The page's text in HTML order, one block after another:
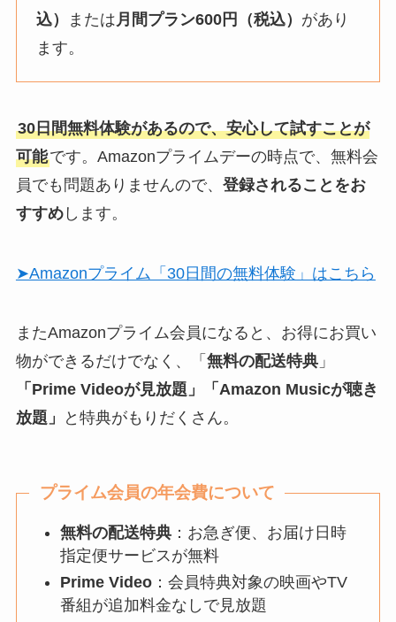
込） または 月間プラン600円（税込） があり
ます。
30日間無料体験があるので、安心して試すことが
可能です。Amazonプライムデーの時点で、無料会
員でも問題ありませんので、 登録されることをお
すすめします。
➤Amazonプライム「30日間の無料体験」はこちら
またAmazonプライム会員になると、お得にお買い
物ができるだけでなく、「 無料の配送特典」
「Prime Videoが見放題」「Amazon Musicが聴き
放題」
と特典がもりだくさん。
プライム会員の年会費について
無料の配送特典 ：お急ぎ便、お届け日時
指定便サービスが無料
Prime Video ：会員特典対象の映画やTV
番組が追加料金なしで見放題